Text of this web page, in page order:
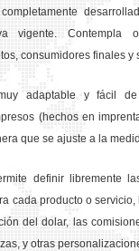
vigente. Contempla
consumidores finales y
adaptable y fácil
(hechos en
que se ajuste a la
definir libremente
cada producto o
del dolar, las
y otras